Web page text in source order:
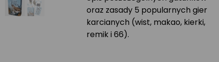
oraz zasady 5 popularnych gier
karcianych (wist, makao, kierki,
remik i 66).